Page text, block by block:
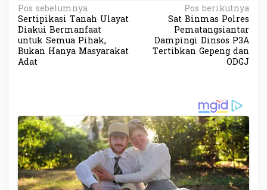
N
a
v
i
s
i
p
o
s
Pos sebelumnya
Sertipikasi Tanah Ulayat
Diakui Bermanfaat
untuk Semua Pihak,
Bukan Hanya Masyarakat
Adat
Pos berikutnya
Sat Binmas Polres
Pematangsiantar
Dampingi Dinsos P3A
Tertibkan Gepeng dan
ODGJ